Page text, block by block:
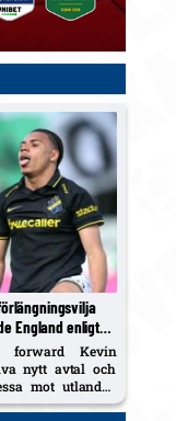
England enligt
forward Kevin
nytt avtal och
mot utlandet.
revansch mot